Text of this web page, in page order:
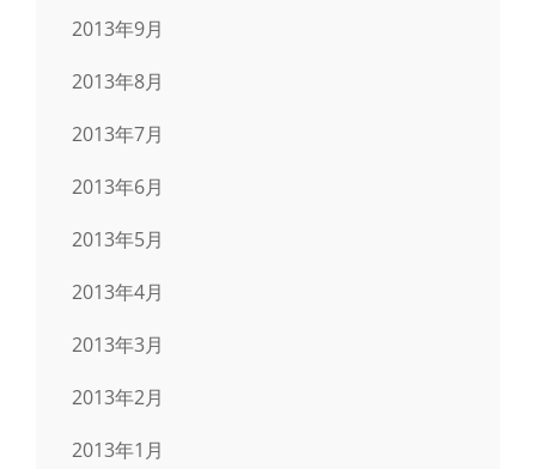
2013年9月
2013年8月
2013年7月
2013年6月
2013年5月
2013年4月
2013年3月
2013年2月
2013年1月